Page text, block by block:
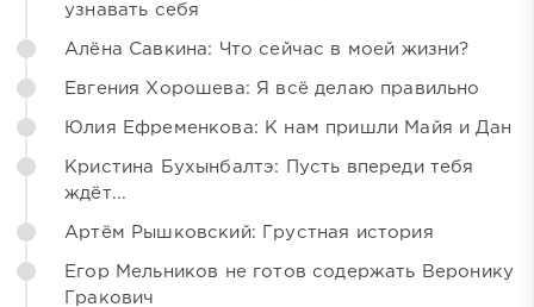
узнавать себя
Алёна Савкина: Что сейчас в моей жизни?
Евгения Хорошева: Я всё делаю правильно
Юлия Ефременкова: К нам пришли Майя и Дан
Кристина Бухынбалтэ: Пусть впереди тебя
ждёт...
Артём Рышковский: Грустная история
Егор Мельников не готов содержать Веронику
Гракович